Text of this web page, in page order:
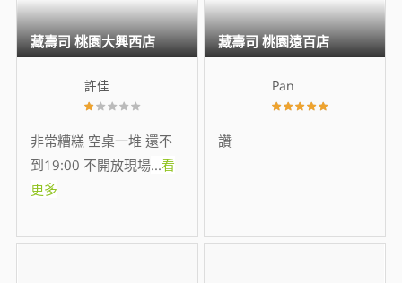
許佳
非常糟糕 空桌一堆 還不
到19:00 不開放現場...看
更多
藏壽司 桃園大興西店
Pan
讚
藏壽司 桃園遠百店